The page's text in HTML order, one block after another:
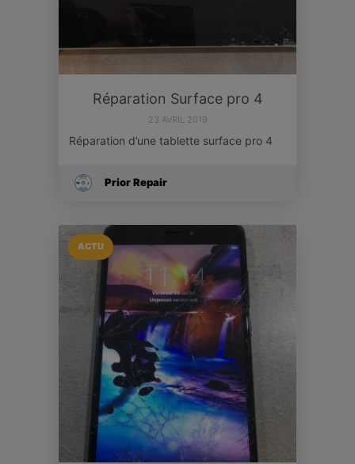
Réparation Surface pro 4
23 AVRIL 2019
Réparation d’une tablette surface pro 4
Prior Repair
ACTU